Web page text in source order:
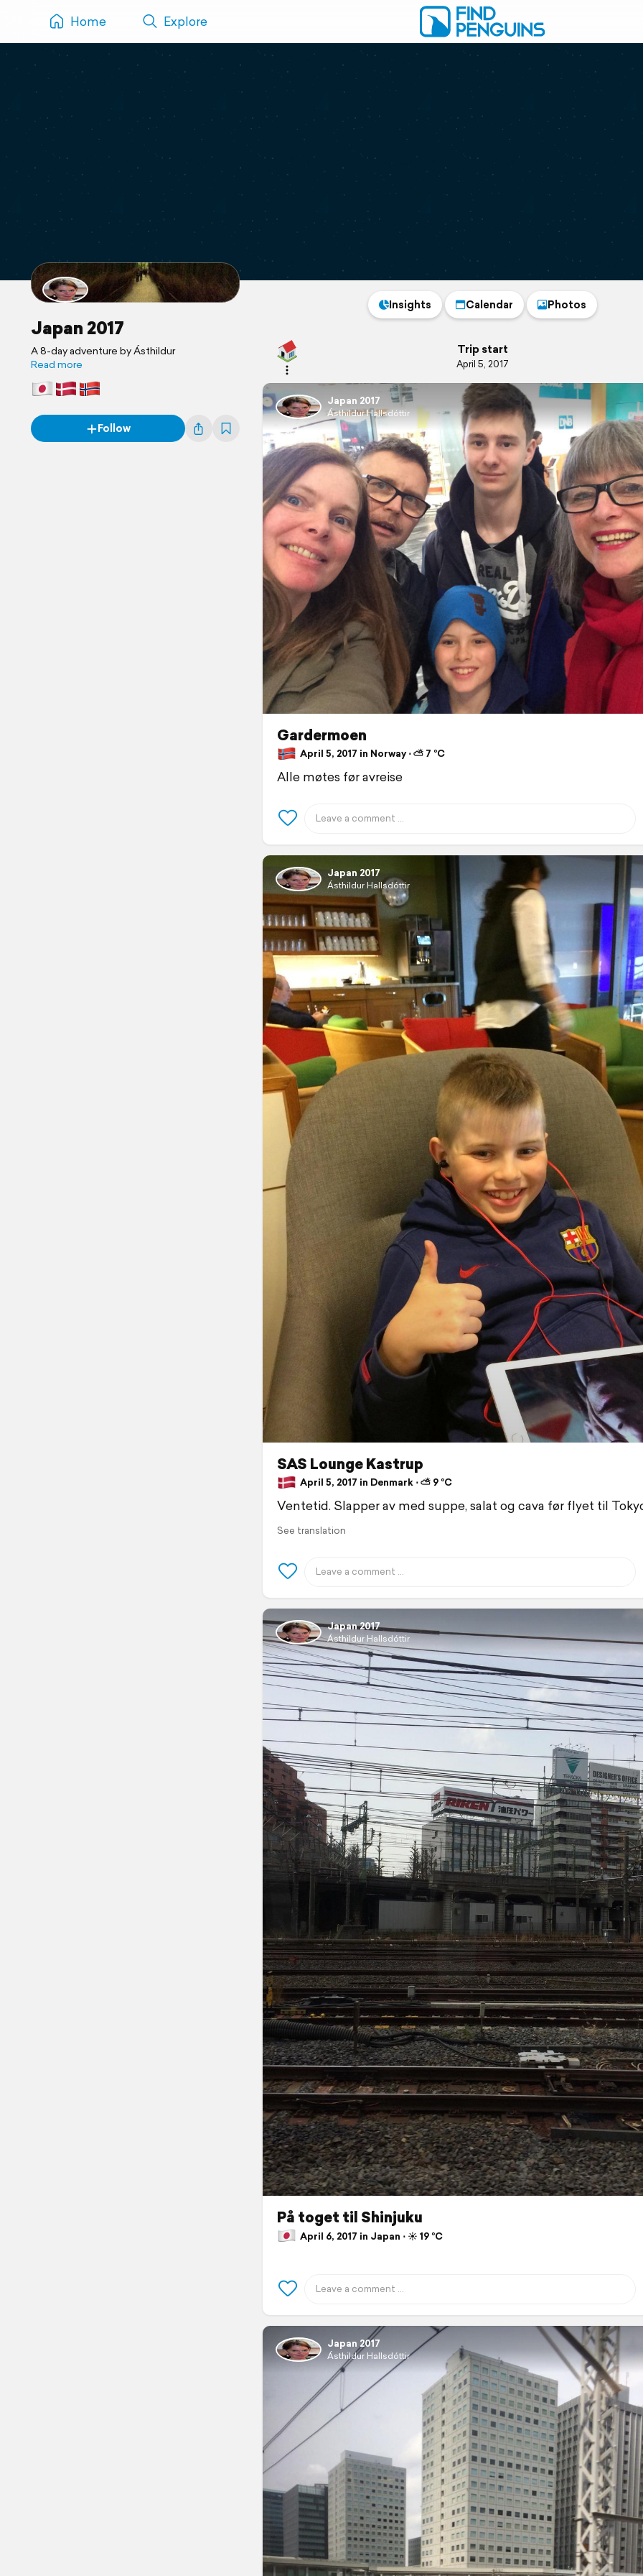
Home Explore
Japan 2017
A 8-day adventure by Ásthildur
Read more
Follow
Insights Calendar Photos
Trip start
April 5, 2017
Japan 2017
Ásthildur Hallsdóttir
Gardermoen
April 5, 2017 in Norway ⋅ ⛅ 7 °C
Alle møtes før avreise
Japan 2017
Ásthildur Hallsdóttir
SAS Lounge Kastrup
April 5, 2017 in Denmark ⋅ ⛅ 9 °C
Ventetid. Slapper av med suppe, salat og cava før flyet til
See translation
Japan 2017
Ásthildur Hallsdóttir
På toget til Shinjuku
April 6, 2017 in Japan ⋅ ☀️ 19 °C
Japan 2017
Ásthildur Hallsdóttir